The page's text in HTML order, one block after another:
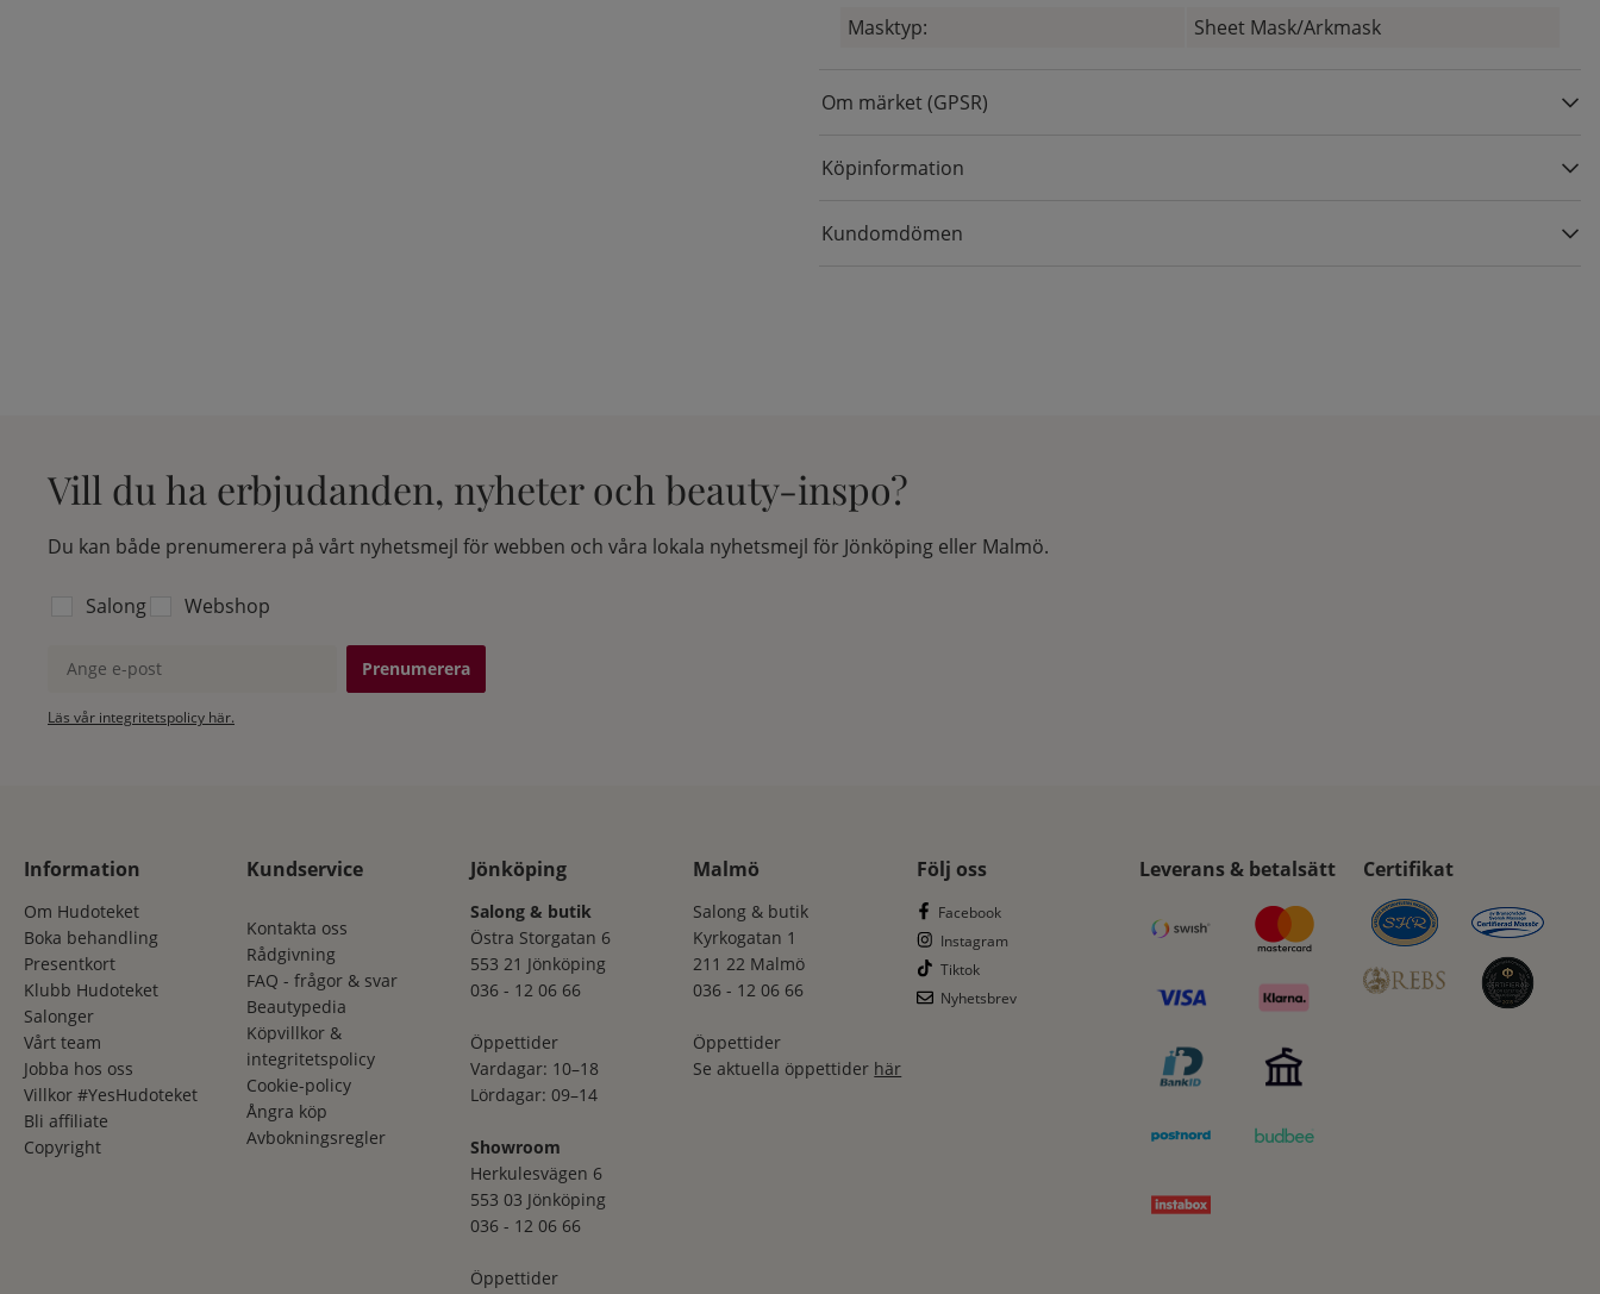
Masktyp:
Sheet Mask/Arkmask
Om märket (GPSR)
Köpinformation
Kundomdömen
Vill du ha erbjudanden, nyheter och beauty-inspo?
Du kan både prenumerera på vårt nyhetsmejl för webben och våra lokala nyhetsmejl för Jönköping eller Malmö.
Välj vilken lista du vill prenumerera på:
Salong
Webshop
Ange e-post
Läs vår integritetspolicy här.
Information
Om Hudoteket
Boka behandling
Presentkort
Klubb Hudoteket
Salonger
Vårt team
Jobba hos oss
Villkor #YesHudoteket
Bli affiliate
Copyright
Kundservice
Kontakta oss
Rådgivning
FAQ - frågor & svar
Beautypedia
Köpvillkor &
integritetspolicy
Cookie-policy
Ångra köp
Avbokningsregler
Jönköping
Salong & butik
Östra Storgatan 6
553 21 Jönköping
036 - 12 06 66
Öppettider
Vardagar: 10–18
Lördagar: 09–14
Showroom
Herkulesvägen 6
553 03 Jönköping
036 - 12 06 66
Öppettider
Malmö
Salong & butik
Kyrkogatan 1
211 22 Malmö
036 - 12 06 66
Öppettider
Se aktuella öppettider här
Följ oss
Facebook
Instagram
Tiktok
Nyhetsbrev
Leverans & betalsätt Certifikat